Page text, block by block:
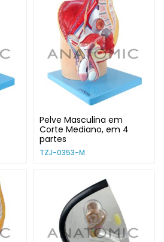
Pelve Masculina em
Corte Mediano, em 4
partes
TZJ-0353-M